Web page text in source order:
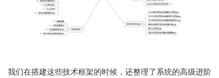
我们在搭建这些技术框架的时候，还整理了系统的高级进阶